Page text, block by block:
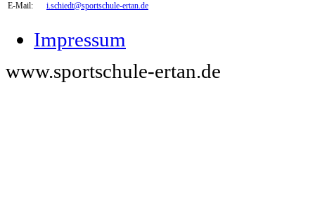
E-Mail: i.schiedt@sportschule-ertan.de
Impressum
www.sportschule-ertan.de